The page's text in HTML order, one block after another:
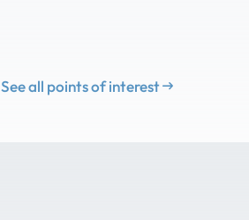
See all points of interest